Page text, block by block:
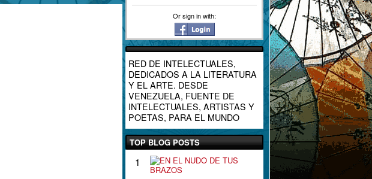
Or sign in with:
RED DE INTELECTUALES,
DEDICADOS A LA LITERATURA
Y EL ARTE. DESDE
VENEZUELA, FUENTE DE
INTELECTUALES, ARTISTAS Y
POETAS, PARA EL MUNDO
TOP BLOG POSTS
1